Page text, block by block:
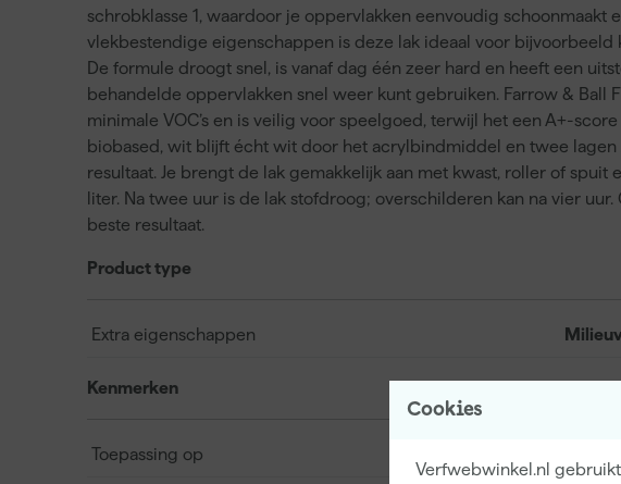
Cookies
Verfwebwinkel.nl
schrobklasse 1, waardoor je oppervlakken eenvoudig schoonmaakt
vlekbestendige eigenschappen is deze lak ideaal voor bijvoorbeeld
De formule droogt snel, is vanaf dag één zeer hard en heeft een
behandelde oppervlakken snel weer kunt gebruiken. Farrow & Ball
minimale VOC’s en is veilig voor speelgoed, terwijl het een A+-
biobased, wit blijft écht wit door het acrylbindmiddel en twee lagen
resultaat. Je brengt de lak gemakkelijk aan met kwast, roller of spuit
liter. Na twee uur is de lak stofdroog; overschilderen kan na vier
beste resultaat.
Product type
Extra eigenschappen
Kenmerken
Toepassing op